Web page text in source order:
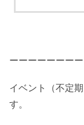
ーーーーーーー
イベント（不定
す。